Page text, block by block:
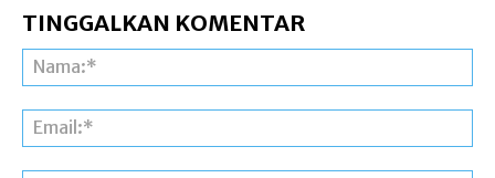
TINGGALKAN KOMENTAR